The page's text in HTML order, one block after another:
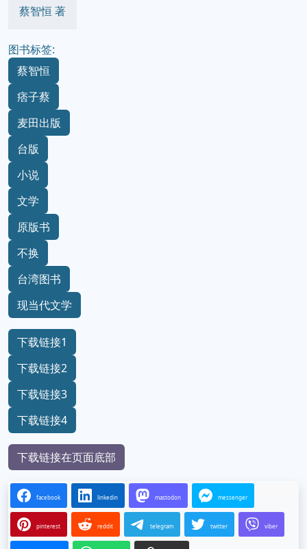
蔡智恒 著
图书标签:
蔡智恒
痞子蔡
麦田出版
台版
小说
文学
原版书
不换
台湾图书
现当代文学
下载链接1
下载链接2
下载链接3
下载链接4
下载链接在页面底部
facebook linkedin mastodon messenger
pinterest reddit telegram twitter viber